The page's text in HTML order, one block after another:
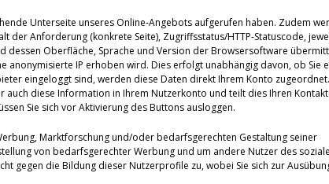
Unterseite unseres Online-Angebots aufgerufen haben. Zudem
der Anforderung (konkrete Seite), Zugriffsstatus/HTTP-Statuscode,
Oberfläche, Sprache und Version der Browsersoftware
anonymisierte IP erhoben wird. Dies erfolgt unabhängig davon, ob Sie
eingeloggt sind, werden diese Daten direkt Ihrem Konto zugeordnet.
auch diese Information in Ihrem Nutzerkonto und teilt dies Ihren
Sie sich vor Aktivierung des Buttons ausloggen.
Marktforschung und/oder bedarfsgerechten Gestaltung seiner
von bedarfsgerechter Werbung und um andere Nutzer des
gegen die Bildung dieser Nutzerprofile zu, wobei Sie sich zur